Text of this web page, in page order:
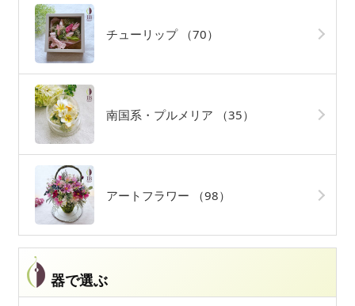
チューリップ （70）
南国系・プルメリア （35）
アートフラワー （98）
器で選ぶ